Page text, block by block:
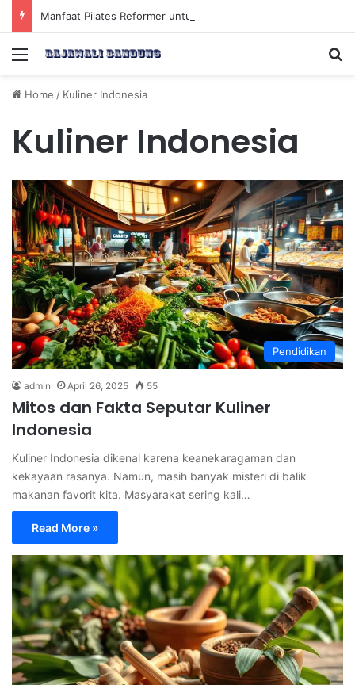
Menu
Home / Kuliner Indonesia
Kuliner Indonesia
Pendidikan
admin April 26, 2025 55
Mitos dan Fakta Seputar Kuliner
Indonesia
Kuliner Indonesia dikenal karena keanekaragaman dan
kekayaan rasanya. Namun, masih banyak misteri di balik
makanan favorit kita. Masyarakat sering kali…
Read More »